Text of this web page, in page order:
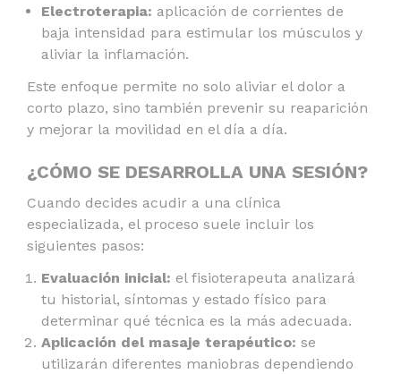
Electroterapia: aplicación de corrientes de
baja intensidad para estimular los músculos y
aliviar la inflamación.
Este enfoque permite no solo aliviar el dolor a
corto plazo, sino también prevenir su reaparición
y mejorar la movilidad en el día a día.
¿CÓMO SE DESARROLLA UNA SESIÓN?
Cuando decides acudir a una clínica
especializada, el proceso suele incluir los
siguientes pasos:
Evaluación inicial: el fisioterapeuta analizará
tu historial, síntomas y estado físico para
determinar qué técnica es la más adecuada.
Aplicación del masaje terapéutico: se
utilizarán diferentes maniobras dependiendo